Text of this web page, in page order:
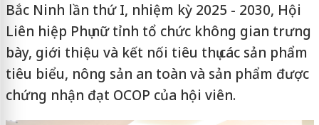
Bắc Ninh lần thứ I, nhiệm kỳ 2025 - 2030, Hội
Liên hiệp Phụ nữ tỉnh tổ chức không gian trưng
bày, giới thiệu và kết nối tiêu thụ các sản phẩm
tiêu biểu, nông sản an toàn và sản phẩm được
chứng nhận đạt OCOP của hội viên.